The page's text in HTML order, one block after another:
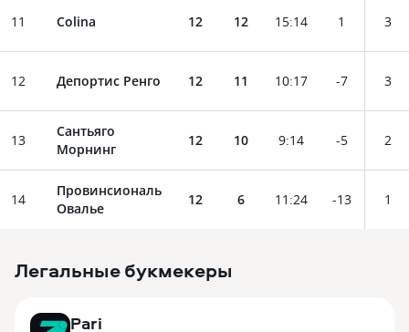
11 Colina 12 12 15:14 1 3
12 Депортис Ренго 12 11 10:17 -7 3
13
Сантьяго
Морнинг
12 10 9:14 -5 2
14
Провинсиональ
Овалье
12 6 11 :24 -13 1
Легальные букмекеры
Pari